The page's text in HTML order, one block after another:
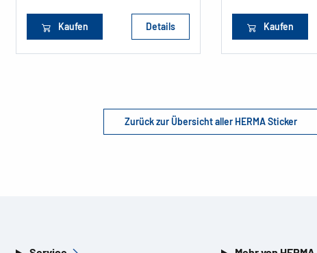
Kaufen Details Kaufen
Zurück zur Übersicht aller HERMA Sticker